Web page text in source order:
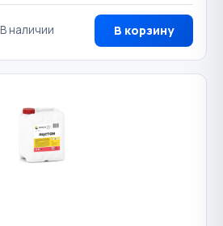
В наличии В корзину